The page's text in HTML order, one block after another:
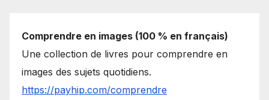
Comprendre en images (100 % en français)
Une collection de livres pour comprendre en
images des sujets quotidiens.
https://payhip.com/comprendre